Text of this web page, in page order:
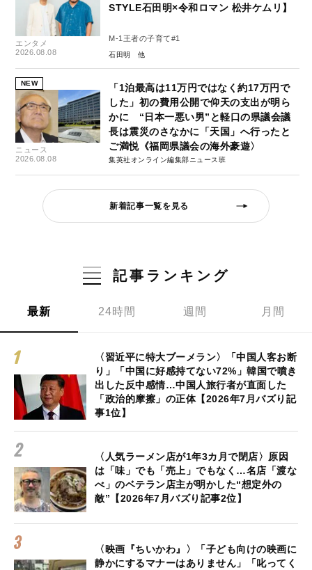
エンタメ
2026.08.08
STYLE石田明×令和ロマン 松井ケムリ】
M-1王者の子育て#1
石田明
NEW
ニュース
2026.08.08
「1泊最高は11万円ではなく約17万円で
した」初の費用公開で仰天の支出が明ら
かに “日本一悪い男”と軽口の県議会議
長は震災のさなかに「天国」へ行ったと
ご満悦《福岡県議会の海外豪遊〉
集英社オンライン編集部ニュース班
新着記事一覧を見る
記事ランキング
最新 24時間 週間 月間
〈習近平に特大ブーメラン〉「中国人客お断
り」「中国に好感持てない72%」韓国で噴き
出した反中感情…中国人旅行者が直面した
「政治的摩擦」の正体【2026年7月バズり記
事1位】
〈人気ラーメン店が1年3カ月で閉店〉原因
は「味」でも「売上」でもなく…名店「渡な
べ」のベテラン店主が明かした“想定外の
敵”【2026年7月バズり記事2位】
〈映画『ちいかわ』〉「子ども向けの映画に
静かにするマナーはありません」「叱ってく